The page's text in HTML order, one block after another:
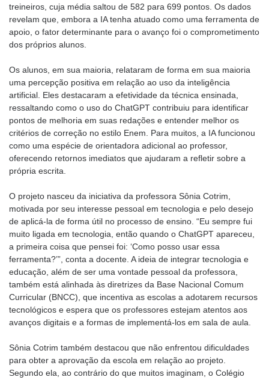
treineiros, cuja média saltou de 582 para 699 pontos. Os dados
revelam que, embora a IA tenha atuado como uma ferramenta de
apoio, o fator determinante para o avanço foi o comprometimento
dos próprios alunos.
Os alunos, em sua maioria, relataram de forma em sua maioria
uma percepção positiva em relação ao uso da inteligência
artificial. Eles destacaram a efetividade da técnica ensinada,
ressaltando como o uso do ChatGPT contribuiu para identificar
pontos de melhoria em suas redações e entender melhor os
critérios de correção no estilo Enem. Para muitos, a IA funcionou
como uma espécie de orientadora adicional ao professor,
oferecendo retornos imediatos que ajudaram a refletir sobre a
própria escrita.
O projeto nasceu da iniciativa da professora Sônia Cotrim,
motivada por seu interesse pessoal em tecnologia e pelo desejo
de aplicá-la de forma útil no processo de ensino. “Eu sempre fui
muito ligada em tecnologia, então quando o ChatGPT apareceu,
a primeira coisa que pensei foi: ‘Como posso usar essa
ferramenta?’”, conta a docente. A ideia de integrar tecnologia e
educação, além de ser uma vontade pessoal da professora,
também está alinhada às diretrizes da Base Nacional Comum
Curricular (BNCC), que incentiva as escolas a adotarem recursos
tecnológicos e espera que os professores estejam atentos aos
avanços digitais e a formas de implementá-los em sala de aula.
Sônia Cotrim também destacou que não enfrentou dificuldades
para obter a aprovação da escola em relação ao projeto.
Segundo ela, ao contrário do que muitos imaginam, o Colégio